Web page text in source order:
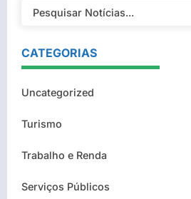
CATEGORIAS
Uncategorized
Turismo
Trabalho e Renda
Serviços Públicos